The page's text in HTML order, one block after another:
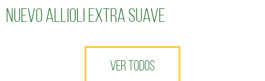
Nuevo Allioli Extra Suave
VER TODOS